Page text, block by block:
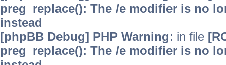
preg_replace(): The /e modifier is no
instead
[phpBB Debug] PHP Warning: in file
preg_replace(): The /e modifier is no